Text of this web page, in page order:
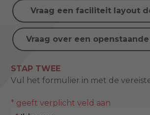
Vraag een faciliteit layout
Vraag over een
STAP TWEE
Vul het formulier in met de